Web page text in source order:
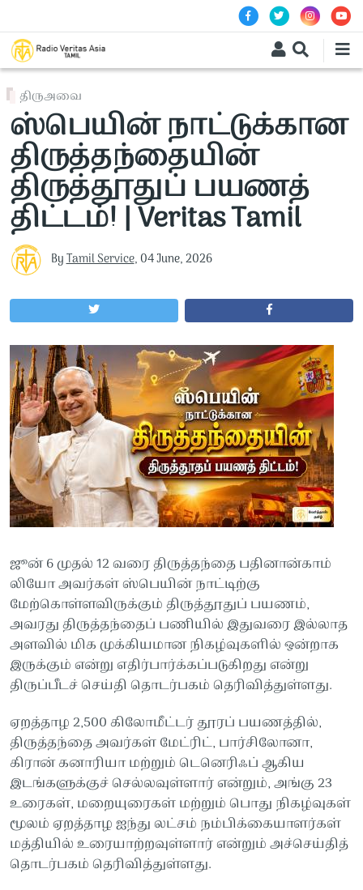
திருஅவை
ஸ்பெயின் நாட்டுக்கான
திருத்தந்தையின்
திருத்தூதுப் பயணத்
திட்டம்! | Veritas Tamil
ByTamil Service, 04 June, 2026
ஜூன் 6 முதல் 12 வரை திருத்தந்தை பதினான்காம்
லியோ அவர்கள் ஸ்பெயின் நாட்டிற்கு
மேற்கொள்ளவிருக்கும் திருத்தூதுப் பயணம்,
அவரது திருத்தந்தைப் பணியில் இதுவரை இல்லாத
அளவில் மிக முக்கியமான நிகழ்வுகளில் ஒன்றாக
இருக்கும் என்று எதிர்பார்க்கப்படுகிறது என்று
திருப்பீடச் செய்தி தொடர்பகம் தெரிவித்துள்ளது.
ஏறத்தாழ 2,500 கிலோமீட்டர் தூரப் பயணத்தில்,
திருத்தந்தை அவர்கள் மேட்ரிட், பார்சிலோனா,
கிரான் கனாரியா மற்றும் டெனெரிஃப் ஆகிய
இடங்களுக்குச் செல்லவுள்ளார் என்றும், அங்கு 23
உரைகள், மறையுரைகள் மற்றும் பொது நிகழ்வுகள்
மூலம் ஏறத்தாழ ஐந்து லட்சம் நம்பிக்கையாளர்கள்
மத்தியில் உரையாற்றவுள்ளார் என்றும் அச்செய்தித்
தொடர்பகம் தெரிவித்துள்ளது.